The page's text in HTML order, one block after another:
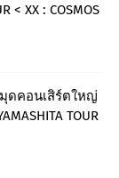
< XX : COSMOS
ดคอนเสิร์ตใหญ่
TOUR